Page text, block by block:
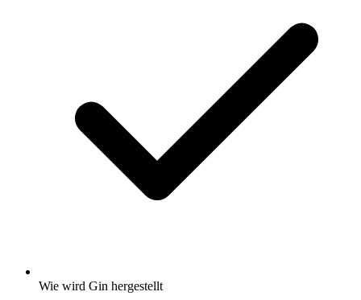
Wie wird Gin hergestellt